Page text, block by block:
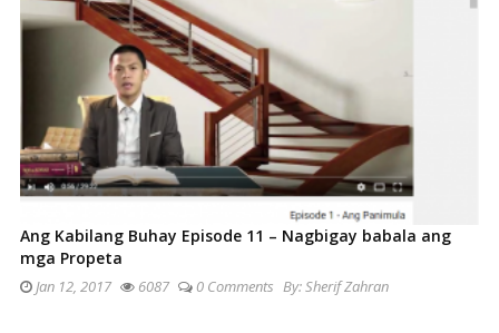
Ang Kabilang Buhay Episode 11 – Nagbigay babala ang
mga Propeta
Jan 12, 2017 6087 0 Comments By:Sherif Zahran